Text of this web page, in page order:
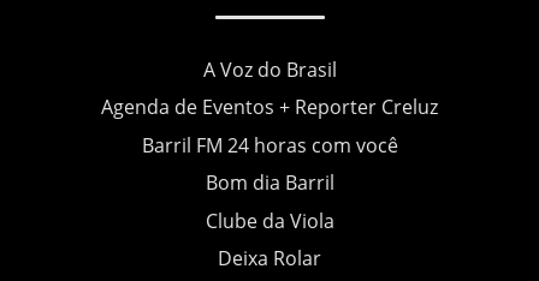
A Voz do Brasil
Agenda de Eventos + Reporter Creluz
Barril FM 24 horas com você
Bom dia Barril
Clube da Viola
Deixa Rolar